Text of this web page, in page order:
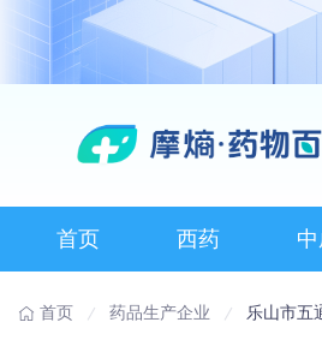
首页 西药
首页 药品生产企业 乐山市五